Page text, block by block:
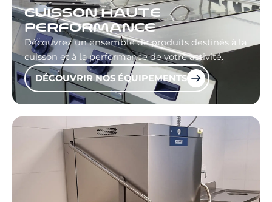
CUISSON HAUTE
PERFORMANCE
Découvrez un ensemble de produits destinés à la
cuisson et à la performance de votre activité.
DÉCOUVRIR NOS ÉQUIPEMENTS